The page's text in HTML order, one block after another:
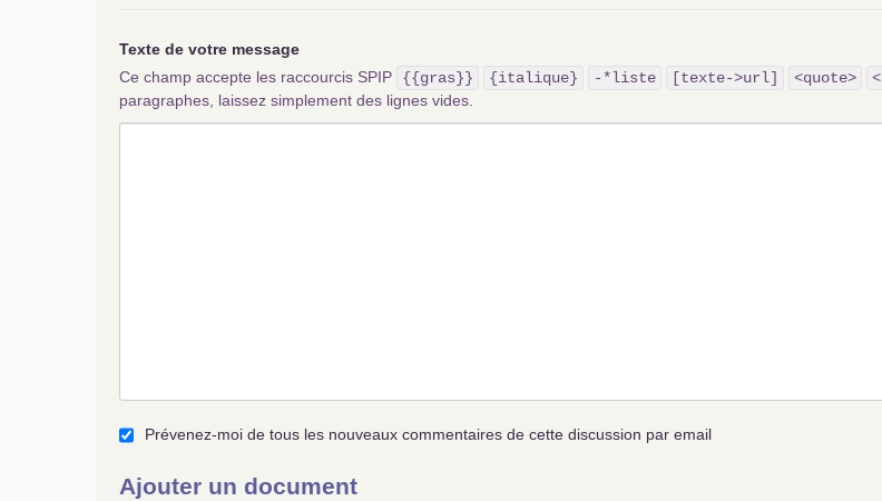
Texte de votre message
Ce champ accepte les raccourcis SPIP
{{gras}} {italique} -*liste [texte->url] <quote>
paragraphes, laissez simplement des lignes vides.
Prévenez-moi de tous les nouveaux commentaires de cette discussion par email
Ajouter un document